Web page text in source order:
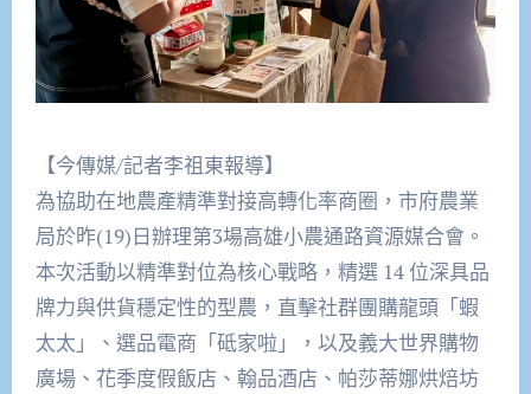
【今傳媒/記者李祖東報導】
為協助在地農產精準對接高轉化率商圈，市府農業
局於昨(19)日辦理第3場高雄小農通路資源媒合會。
本次活動以精準對位為核心戰略，精選 14 位深具品
牌力與供貨穩定性的型農，直擊社群團購龍頭「蝦
太太」、選品電商「砥家啦」，以及義大世界購物
廣場、花季度假飯店、翰品酒店、帕莎蒂娜烘焙坊